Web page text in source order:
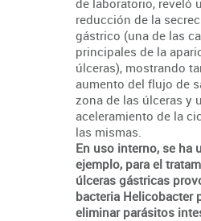
reducción de la
gástrico (una de las
principales de la
úlceras), mostrando
aumento del flujo de
zona de las úlceras y
aceleramiento de la
las mismas.
En uso interno, se ha
ejemplo, para el
úlceras gástricas
bacteria Helicobacter
eliminar parásitos